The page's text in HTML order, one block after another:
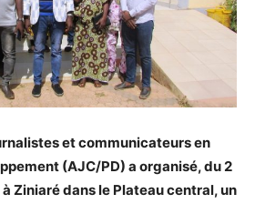
et communicateurs en
(AJC/PD) a organisé, du 2
Ziniaré dans le Plateau central, un